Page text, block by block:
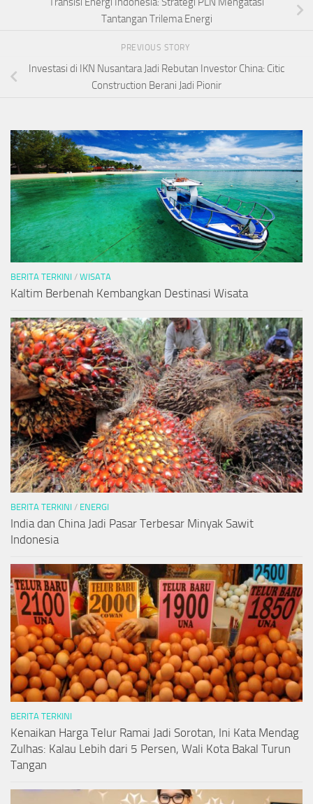
Tantangan Trilema Energi
PREVIOUS STORY
Investasi di IKN Nusantara Jadi Rebutan Investor China: Citic
Construction Berani Jadi Pionir
BERITA TERKINI / WISATA
Kaltim Berbenah Kembangkan Destinasi Wisata
BERITA TERKINI / ENERGI
India dan China Jadi Pasar Terbesar Minyak Sawit
Indonesia
BERITA TERKINI
Kenaikan Harga Telur Ramai Jadi Sorotan, Ini Kata Mendag
Zulhas: Kalau Lebih dari 5 Persen, Wali Kota Bakal Turun
Tangan